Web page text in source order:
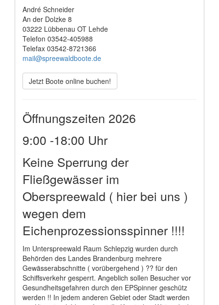
André Schneider
An der Dolzke 8
03222 Lübbenau OT Lehde
Telefon 03542-405988
Telefax 03542-8721366
mail@spreewaldboote.de
Jetzt Boote online buchen!
Öffnungszeiten 2026
9:00 -18:00 Uhr
Keine Sperrung der
Fließgewässer im
Oberspreewald ( hier bei uns )
wegen dem
Eichenprozessionsspinner !!!!
Im Unterspreewald Raum Schlepzig wurden durch
Behörden des Landes Brandenburg mehrere
Gewässerabschnitte ( vorübergehend ) ?? für den
Schiffsverkehr gesperrt. Angeblich sollen Besucher vor
Gesundheitsgefahren durch den EPSpinner geschütz
werden !! In jedem anderen Gebiet oder Stadt werden